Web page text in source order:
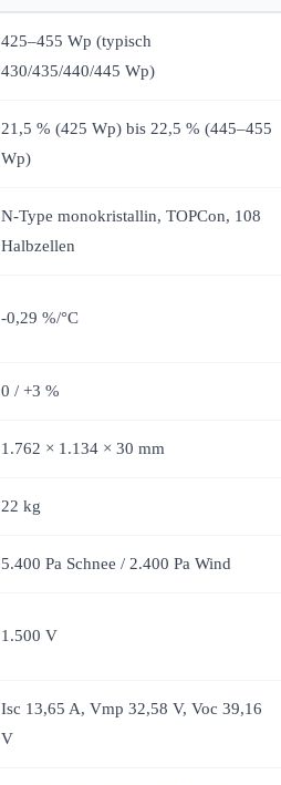
425–455 Wp (typisch
430/435/440/445 Wp)
21,5 % (425 Wp) bis 22,5 % (445–455
Wp)
N-Type monokristallin, TOPCon, 108
Halbzellen
-0,29 %/°C
0 / +3 %
1.762 × 1.134 × 30 mm
22 kg
5.400 Pa Schnee / 2.400 Pa Wind
1.500 V
Isc 13,65 A, Vmp 32,58 V, Voc 39,16
V